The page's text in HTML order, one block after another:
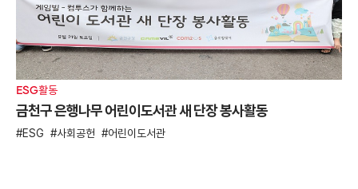
ESG활동
금천구 은행나무 어린이도서관 새 단장 봉사활동
ESG 사회공헌 어린이도서관